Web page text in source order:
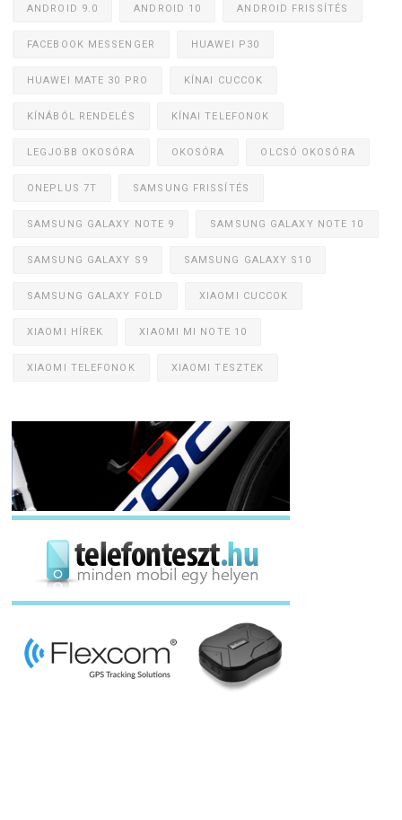
ANDROID 9.0 ANDROID 10 ANDROID FRISSÍTÉS
FACEBOOK MESSENGER HUAWEI P30
HUAWEI MATE 30 PRO KÍNAI CUCCOK
KÍNÁBÓL RENDELÉS KÍNAI TELEFONOK
LEGJOBB OKOSÓRA OKOSÓRA OLCSÓ OKOSÓRA
ONEPLUS 7T SAMSUNG FRISSÍTÉS
SAMSUNG GALAXY NOTE 9 SAMSUNG GALAXY NOTE 10
SAMSUNG GALAXY S9 SAMSUNG GALAXY S10
SAMSUNG GALAXY FOLD XIAOMI CUCCOK
XIAOMI HÍREK XIAOMI MI NOTE 10
XIAOMI TELEFONOK XIAOMI TESZTEK